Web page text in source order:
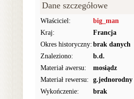
Dane szczegółowe
Właściciel:
big_man
Kraj:
Francja
Okres historyczny: brak danych
Znaleziono:
b.d.
Materiał awersu:
mosiądz
Materiał rewersu:
g.jednorodny
Wykończenie:
brak